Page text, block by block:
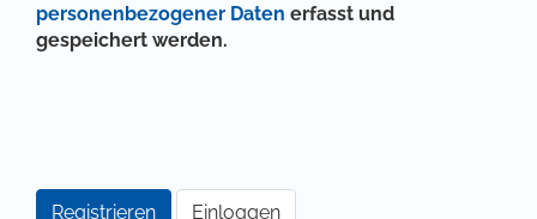
personenbezogener Daten erfasst und
gespeichert werden.
Registrieren Einloggen